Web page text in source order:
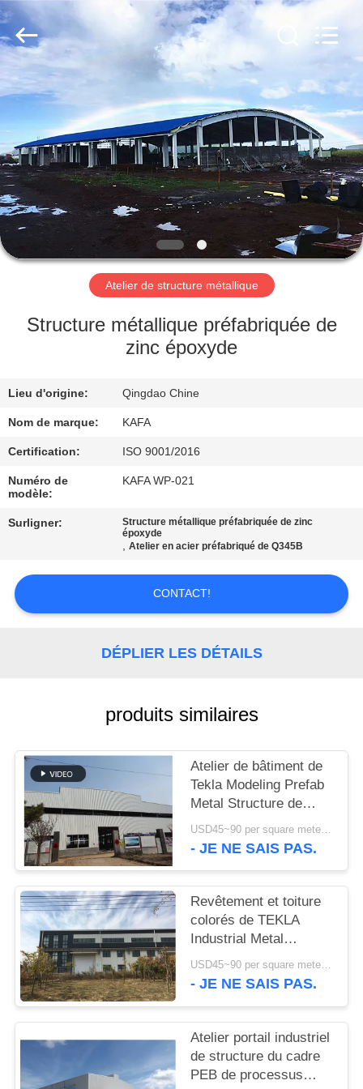
ACCUEIL
PRODUITS
VIDÉOS
SPECTACLE
DE
RÉALITÉ
VIRTUELLE
PROPOS
DE
NOUS
VISITE
DE
CONTRÔLE
CONTACTER
NOUVELLES
CAS
PLAN
DU
SITE
POLITIQUE
DE
CONFIDENTIALITÉ
Qingdao
KaFa
Fabrication
Co.,
Ltd..
Reserved.
Atelier de structure métallique
Structure métallique préfabriquée de
zinc époxyde
Lieu d'origine: Qingdao Chine
Nom de marque: KAFA
Certification: ISO 9001/2016
Numéro de
modèle:
KAFA WP-021
Surligner:
Structure métallique préfabriquée de zinc
époxyde
,Atelier en acier préfabriqué de Q345B
CONTACT!
DÉPLIER LES DÉTAILS
produits similaires
Atelier de bâtiment de
Tekla Modeling Prefab
Metal Structure de
haute résistance
USD45~90 per square meter MOQ:1000 mètres carrés
- JE NE SAIS PAS.
Revêtement et toiture
colorés de TEKLA
Industrial Metal
Workshop Building
USD45~90 per square meter MOQ:1000 mètres carrés
- JE NE SAIS PAS.
Atelier portail industriel
de structure du cadre
PEB de processus